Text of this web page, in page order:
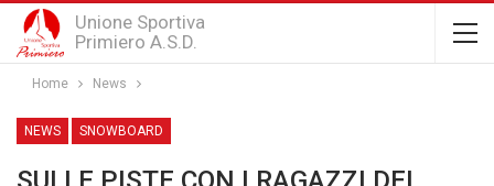
Unione Sportiva
Primiero A.S.D.
Home News
NEWS SNOWBOARD